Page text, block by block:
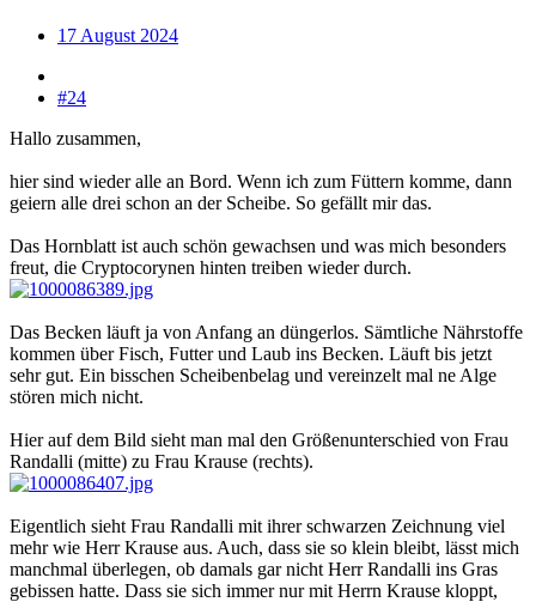
17 August 2024
#24
Hallo zusammen,
hier sind wieder alle an Bord. Wenn ich zum Füttern komme, dann
geiern alle drei schon an der Scheibe. So gefällt mir das.
Das Hornblatt ist auch schön gewachsen und was mich besonders
freut, die Cryptocorynen hinten treiben wieder durch.
Das Becken läuft ja von Anfang an düngerlos. Sämtliche Nährstoffe
kommen über Fisch, Futter und Laub ins Becken. Läuft bis jetzt
sehr gut. Ein bisschen Scheibenbelag und vereinzelt mal ne Alge
stören mich nicht.
Hier auf dem Bild sieht man mal den Größenunterschied von Frau
Randalli (mitte) zu Frau Krause (rechts).
Eigentlich sieht Frau Randalli mit ihrer schwarzen Zeichnung viel
mehr wie Herr Krause aus. Auch, dass sie so klein bleibt, lässt mich
manchmal überlegen, ob damals gar nicht Herr Randalli ins Gras
gebissen hatte. Dass sie sich immer nur mit Herrn Krause kloppt,